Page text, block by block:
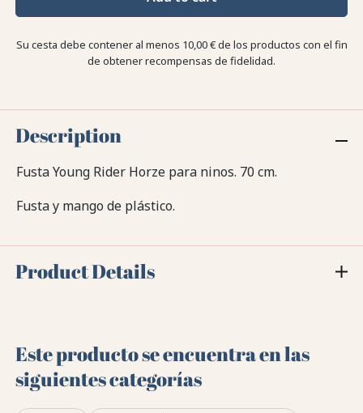
Su cesta debe contener al menos 10,00 € de los productos con el fin
de obtener recompensas de fidelidad.
Description
Fusta Young Rider Horze para ninos. 70 cm.
Fusta y mango de plástico.
Product Details
Este producto se encuentra en las
siguientes categorías